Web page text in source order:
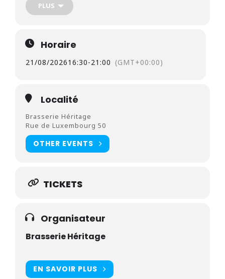
PLUS
Horaire
21/08/202616:30-21:00 (GMT+00:00)
Localité
Brasserie Héritage
Rue de Luxembourg 50
OTHER EVENTS
TICKETS
Organisateur
Brasserie Héritage
EN SAVOIR PLUS